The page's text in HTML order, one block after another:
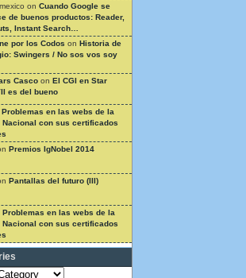
on Cuando Google se
de buenos productos: Reader,
Instant Search…
por los Codos on Historia de
Swingers / No sos vos soy
Casco on El CGI en Star
es del bueno
Problemas en las webs de la
Nacional con sus certificados
Premios IgNobel 2014
Pantallas del futuro (III)
Problemas en las webs de la
Nacional con sus certificados